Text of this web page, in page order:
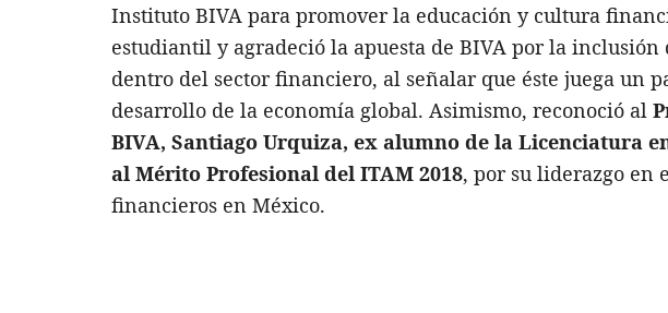
Instituto BIVA para promover la educación y cultura
estudiantil y agradeció la apuesta de BIVA por la inclusión
dentro del sector financiero, al señalar que éste juega un
desarrollo de la economía global. Asimismo, reconoció al
BIVA, Santiago Urquiza, ex alumno de la Licenciatura
al Mérito Profesional del ITAM 2018, por su liderazgo en
financieros en México.